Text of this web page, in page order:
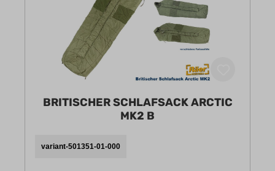
BRITISCHER SCHLAFSACK ARCTIC
MK2 B
variant-501351-01-000